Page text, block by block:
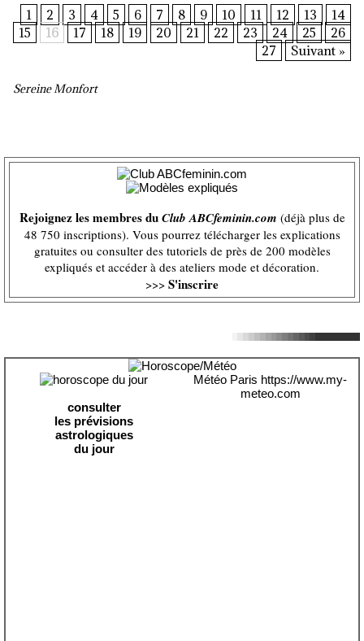
1 2 3 4 5 6 7 8 9 10 11 12 13
14
15
16 17 18 19 20 21 22 23 24 25
26
27
Suivant »
Sereine Monfort
Rejoignez les membres duClub ABCfeminin.com (déjà plus de
48 750 inscriptions). Vous pourrez télécharger les explications
gratuites ou consulter des tutoriels de près de 200 modèles
expliqués et accéder à des ateliers mode et décoration.
>>> S'inscrire
consulter
les prévisions
astrologiques
du jour
Météo Paris https://www.my-
meteo.com